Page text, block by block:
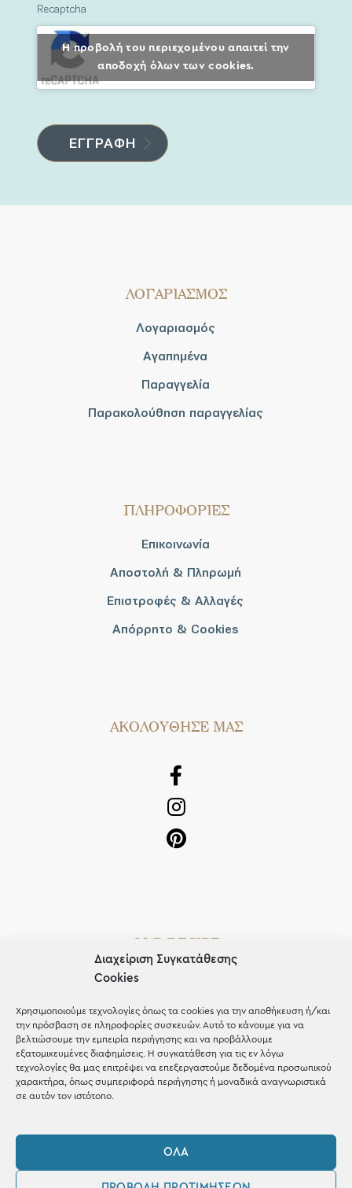
Διαχείριση Συγκατάθεσης
Cookies
Χρησιμοποιούμε τεχνολογίες όπως τα cookies για την αποθήκευση ή/και
την πρόσβαση σε πληροφορίες συσκευών. Αυτό το κάνουμε για να
βελτιώσουμε την εμπειρία περιήγησης και να προβάλλουμε
εξατομικευμένες διαφημίσεις. Η συγκατάθεση για τις εν λόγω
τεχνολογίες θα μας επιτρέψει να επεξεργαστούμε δεδομένα προσωπικού
χαρακτήρα, όπως συμπεριφορά περιήγησης ή μοναδικά αναγνωριστικά
σε αυτόν τον ιστότοπο.
ΌΛΑ
Recaptcha
Η προβολή του περιεχομένου απαιτεί την
αποδοχή όλων των cookies.
ΛΟΓΑΡΙΑΣΜΟΣ
Λογαριασμός
Αγαπημένα
Παραγγελία
Παρακολούθηση παραγγελίας
ΠΛΗΡΟΦΟΡΙΕΣ
Επικοινωνία
Αποστολή & Πληρωμή
Επιστροφές & Αλλαγές
Απόρρητο & Cookies
AΚΟΛΟΥΘΗΣΕ ΜΑΣ
OUR RECIPE
Μέχρι 30€
Blog
Shop the look
ΚΑΤΑΣΤΗΜΑ